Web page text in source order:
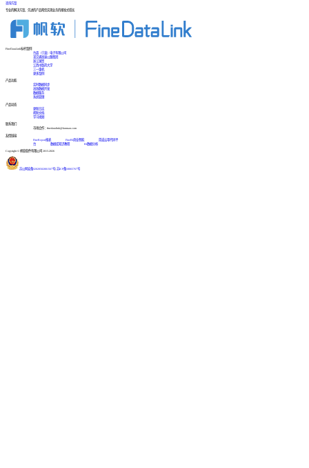
咨询方案
专业的解决方案、先进的产品帮您实现业务的爆发式增长
FineDataLink标杆案例
台晶（宁波）电子有限公司
某交通高速公路集团
浙江国贸
江西中医药大学
三一重机
更多案例
产品功能
实时数据同步
高效数据开发
数据服务
系统管理
产品动态
更新日志
帮助文档
学习视频
联系我们
市场合作：finedatalink@fanruan.com
友情链接
FineReport报表
FineBI商业智能
简道云零代码平
台
数据库知识教程 BI数据分析
Copyright © 帆软软件有限公司 2015-2026
苏公网安备32020502001567号| 苏ICP备18065767号